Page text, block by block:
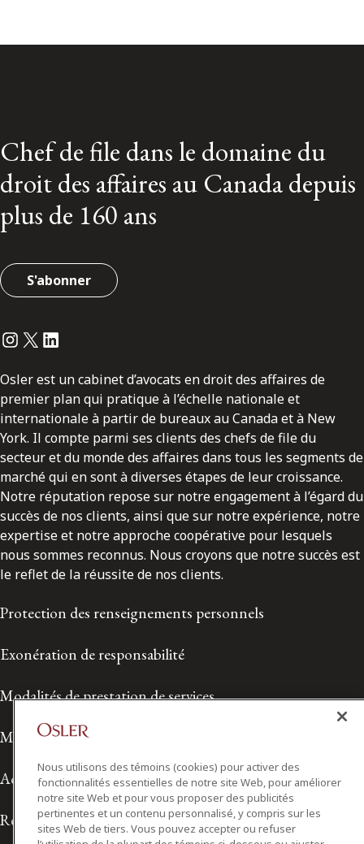
Chef de file dans le domaine du
droit des affaires au Canada depuis
plus de 160 ans
S'abonner
Instagram
Twitter
LinkedIn
Osler est un cabinet d’avocats en droit des affaires de
premier plan qui pratique à l’échelle nationale et
internationale à partir de bureaux au Canada et à New
York. Il compte parmi ses clients des chefs de file du
secteur et du monde des affaires dans tous les segments de
marché qui en sont à diverses étapes de leur croissance.
Notre réputation repose sur notre engagement à l’égard du
succès de nos clients, ainsi que sur notre expérience, notre
expertise et notre approche coopérative pour lesquels
nous sommes reconnus. Nous croyons que notre succès est
le reflet de la réussite de nos clients.
Protection des renseignements personnels
Exonération de responsabilité
Modalités de prestation de services
Modalités d'utilisation
Accessibilité
Relations avec les médias
Nous utilisons des témoins (cookies) pour activer des
fonctionnalités essentielles de notre site Web, pour améliorer
notre site Web et pour vous proposer des publicités
pertinentes et un contenu personnalisé, y compris sur les
sites Web de tiers. Vous pouvez accepter ou refuser